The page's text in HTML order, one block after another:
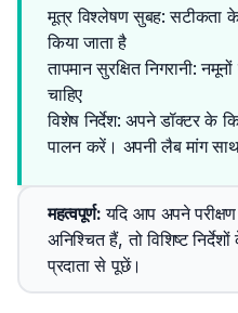
मूत्र विश्लेषण सुबह: सटीकता
किया जाता है
तापमान सुरक्षित निगरानी:
चाहिए
विशेष निर्देश: अपने डॉक्टर के
पालन करें। अपनी लैब मांग
महत्वपूर्ण: यदि आप अपने
अनिश्चित हैं, तो विशिष्ट
प्रदाता से पूछें।